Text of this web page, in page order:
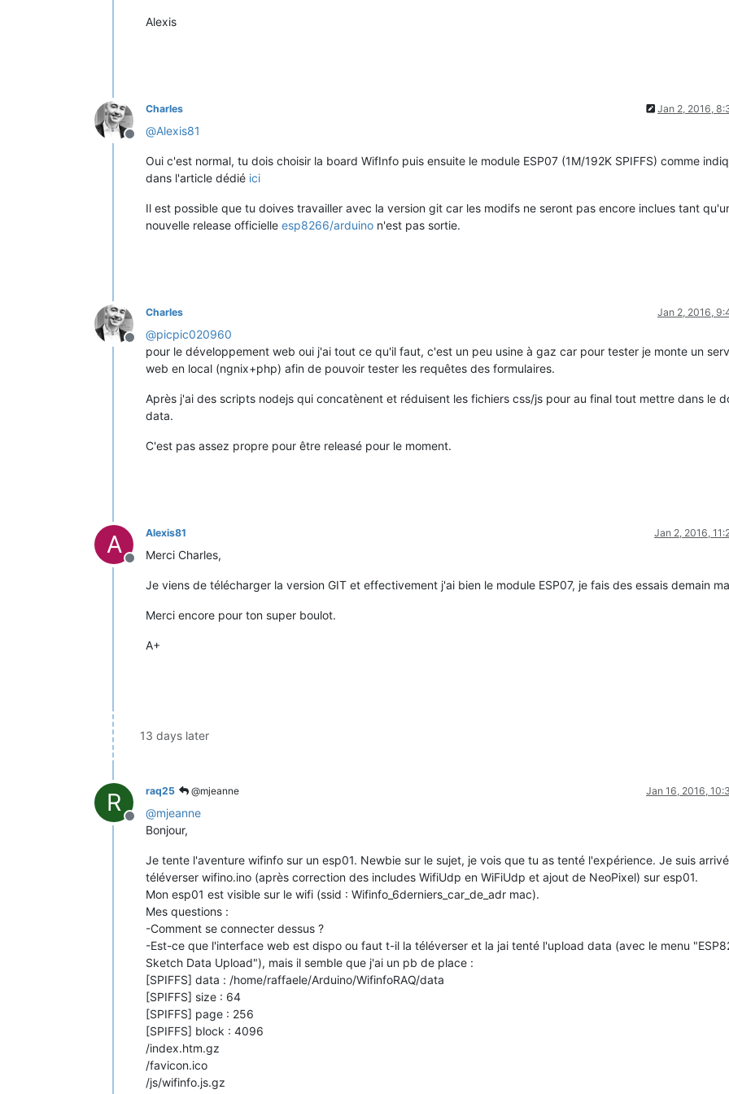
Alexis
Offline
Charles Jan 2, 2016,
@Alexis81
Oui c'est normal, tu dois choisir la board WifInfo puis ensuite le module ESP07 (1M/192K SPIFFS) comme
dans l'article dédié ici
Il est possible que tu doives travailler avec la version git car les modifs ne seront pas encore inclues tant
nouvelle release officielle esp8266/arduino n'est pas sortie.
Offline
Charles Jan 2, 2016,
@picpic020960
pour le développement web oui j'ai tout ce qu'il faut, c'est un peu usine à gaz car pour tester je monte un
web en local (ngnix+php) afin de pouvoir tester les requêtes des formulaires.
Après j'ai des scripts nodejs qui concatènent et réduisent les fichiers css/js pour au final tout mettre dans le
data.
C'est pas assez propre pour être releasé pour le moment.
A
Offline
Alexis81 Jan 2, 2016,
Merci Charles,
Je viens de télécharger la version GIT et effectivement j'ai bien le module ESP07, je fais des essais demain
Merci encore pour ton super boulot.
A+
13 days later
R
Offline
raq25 @mjeanne Jan 16, 2016,
@mjeanne
Bonjour,
Je tente l'aventure wifinfo sur un esp01. Newbie sur le sujet, je vois que tu as tenté l'expérience. Je suis
téléverser wifino.ino (après correction des includes WifiUdp en WiFiUdp et ajout de NeoPixel) sur esp01.
Mon esp01 est visible sur le wifi (ssid : Wifinfo_6derniers_car_de_adr mac).
Mes questions :
-Comment se connecter dessus ?
-Est-ce que l'interface web est dispo ou faut t-il la téléverser et la jai tenté l'upload data (avec le menu
Sketch Data Upload"), mais il semble que j'ai un pb de place :
[SPIFFS] data : /home/raffaele/Arduino/WifinfoRAQ/data
[SPIFFS] size : 64
[SPIFFS] page : 256
[SPIFFS] block : 4096
/index.htm.gz
/favicon.ico
/js/wifinfo.js.gz